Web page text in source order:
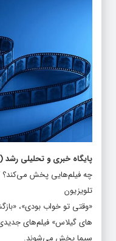
پایگاه خبری و تحلیلی رشد(
چه فیلم‌هایی پخش می‌کند؟
تلویزیون
های گیلاس» فیلم‌های
سیما پخش می‌شوند.